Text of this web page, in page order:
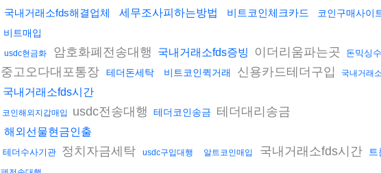
국내거래소fds해결업체 세무조사피하는방법 비트코인체크카드 코인구매사이
비트매입
usdc현금화 암호화폐전송대행 국내거래소fds증빙 이더리움파는곳 돈믹싱
중고오다대포통장 테더돈세탁 비트코인퀵거래 신용카드테더구입 국내거래
국내거래소fds시간
코인해외지갑매입 usdc전송대행 테더코인송금 테더대리송금
해외선물현금인출
테더수사기관 정치자금세탁 usdc구입대행 알트코인매입 국내거래소fds시간